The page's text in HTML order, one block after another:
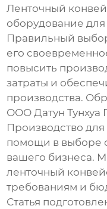
Ленточный
оборудование
Правильный
его
повысить
затраты и
производства.
ООО Датун
Производство для
помощи в выборе
вашего бизнеса.
ленточный
требованиям и
Статья